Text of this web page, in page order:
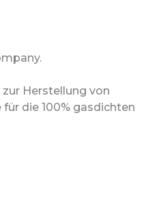
Herstellung von
die 100% gasdichten